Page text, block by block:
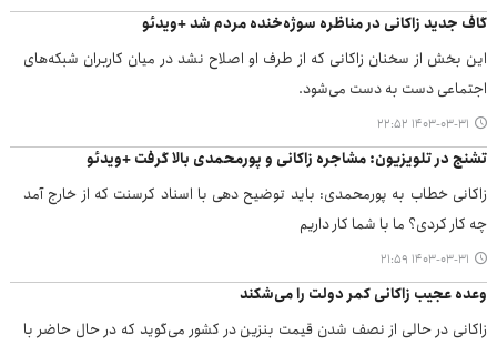
گاف جدید زاکانی در مناظره سوژه‌خنده مردم شد +ویدئو
این بخش از سخنان زاکانی که از طرف او اصلاح نشد در میان کاربران شبکه‌های
اجتماعی دست به دست می‌شود.
۱۴۰۳-۰۳-۳۱ ۲۲:۵۲
تشنج در تلویزیون: مشاجره زاکانی و پورمحمدی بالا گرفت +ویدئو
زاکانی خطاب به پورمحمدی: باید توضیح دهی با اسناد کرسنت که از خارج آمد
چه کار کردی؟ ما با شما کار داریم
۱۴۰۳-۰۳-۳۱ ۲۱:۵۹
وعده عجیب زاکانی کمر دولت را می‌شکند
زاکانی در حالی از نصف شدن قیمت بنزین در کشور می‌گوید که در حال حاضر با